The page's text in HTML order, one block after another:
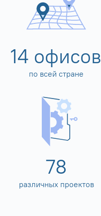
14 офисов
по всей стране
80
различных проектов